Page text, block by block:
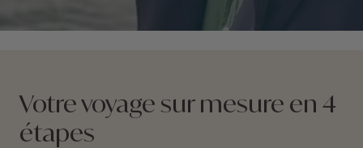
Votre voyage sur mesure en 4
étapes